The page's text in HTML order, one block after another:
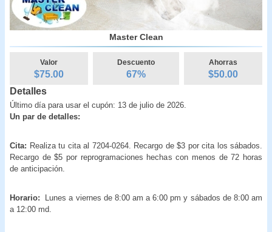
Master Clean
Valor
$75.00
Descuento
67%
Ahorras
$50.00
Detalles
Último día para usar el cupón: 13 de julio de 2026.
Un par de detalles:
Cita: Realiza tu cita al 7204-0264. Recargo de $3 por cita los sábados.
Recargo de $5 por reprogramaciones hechas con menos de 72 horas
de anticipación.
Horario:
Lunes a viernes de 8:00 am a 6:00 pm y sábados de 8:00 am
a 12:00 md.